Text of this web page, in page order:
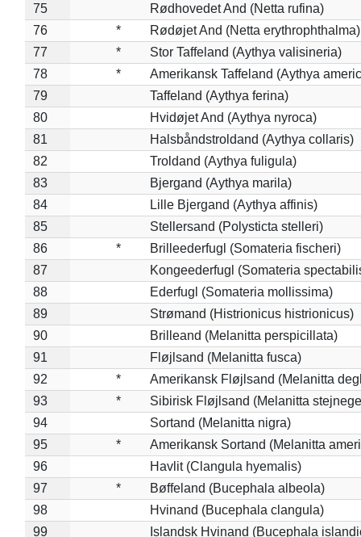
75
Rødhovedet And (Netta rufina)
76
*
Rødøjet And (Netta erythrophthalma)
77
*
Stor Taffeland (Aythya valisineria)
78
*
Amerikansk Taffeland (Aythya
79
Taffeland (Aythya ferina)
80
Hvidøjet And (Aythya nyroca)
81
Halsbåndstroldand (Aythya collaris)
82
Troldand (Aythya fuligula)
83
Bjergand (Aythya marila)
84
Lille Bjergand (Aythya affinis)
85
Stellersand (Polysticta stelleri)
86
*
Brilleederfugl (Somateria fischeri)
87
Kongeederfugl (Somateria
88
Ederfugl (Somateria mollissima)
89
Strømand (Histrionicus histrionicus)
90
Brilleand (Melanitta perspicillata)
91
Fløjlsand (Melanitta fusca)
92
*
Amerikansk Fløjlsand (Melanitta
93
*
Sibirisk Fløjlsand (Melanitta
94
Sortand (Melanitta nigra)
95
*
Amerikansk Sortand (Melanitta
96
Havlit (Clangula hyemalis)
97
*
Bøffeland (Bucephala albeola)
98
Hvinand (Bucephala clangula)
99
Islandsk Hvinand (Bucephala